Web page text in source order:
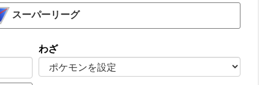
スーパーリーグ
わざ